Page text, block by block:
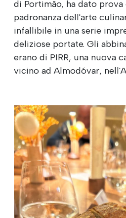
di Portimão, ha dato prova
padronanza dell'arte
infallibile in una serie
deliziose portate. Gli
erano di PIRR, una nuova
vicino ad Almodóvar,